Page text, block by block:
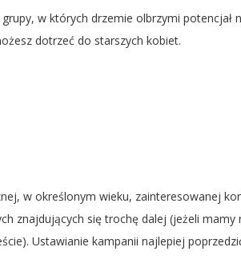
w których drzemie olbrzymi potencjał
dotrzeć do starszych kobiet.
w określonym wieku, zainteresowanej
znajdujących się trochę dalej (jeżeli mamy
Ustawianie kampanii najlepiej